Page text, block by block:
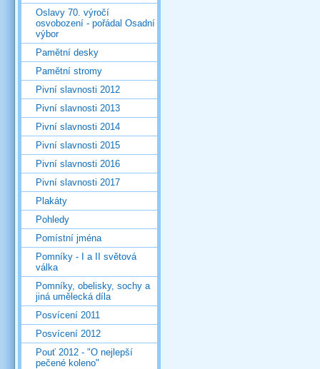
Oslavy 70. výročí
osvobození - pořádal Osadní
výbor
Pamětní desky
Pamětní stromy
Pivní slavnosti 2012
Pivní slavnosti 2013
Pivní slavnosti 2014
Pivní slavnosti 2015
Pivní slavnosti 2016
Pivní slavnosti 2017
Plakáty
Pohledy
Pomístní jména
Pomníky - I a II světová
válka
Pomníky, obelisky, sochy a
jiná umělecká díla
Posvícení 2011
Posvícení 2012
Pouť 2012 - "O nejlepší
pečené koleno"